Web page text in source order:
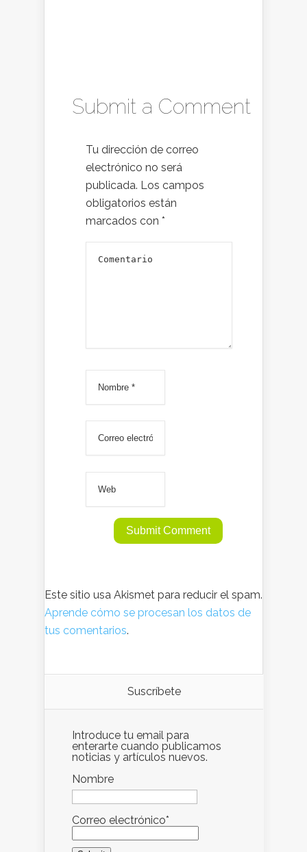
Submit a Comment
Tu dirección de correo
electrónico no será
publicada. Los campos
obligatorios están
marcados con *
Este sitio usa Akismet para reducir el spam.
Aprende cómo se procesan los datos de
tus comentarios.
Suscríbete
Introduce tu email para
enterarte cuando publicamos
noticias y artículos nuevos.
Nombre
Correo electrónico*